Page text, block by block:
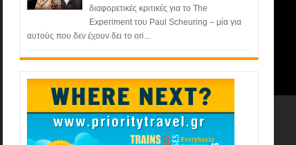
διαφορετικές κριτικές για το The
Experiment του Paul Scheuring – μία για
αυτούς που δεν έχουν δει το ori...